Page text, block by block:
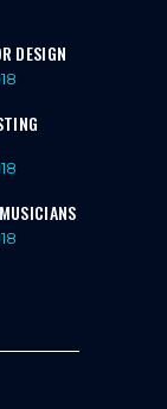
DESIGN